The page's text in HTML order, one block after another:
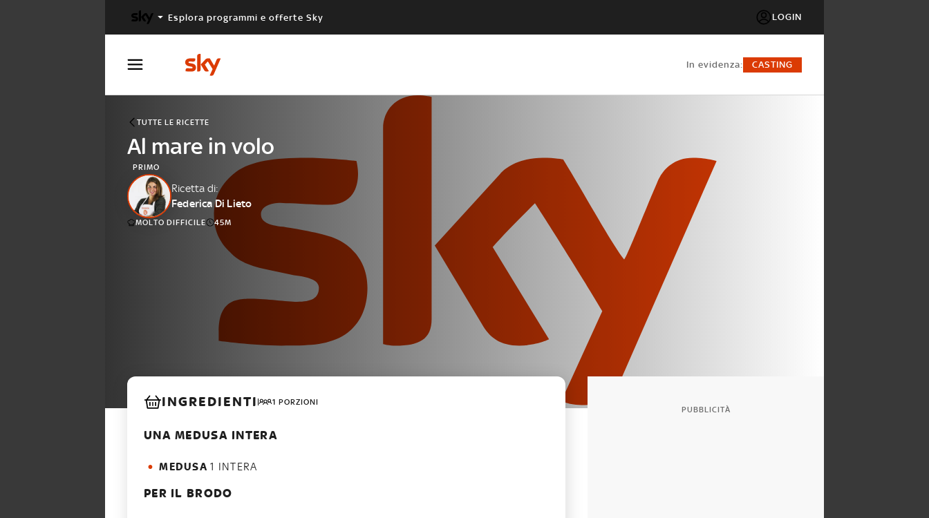
Esplora programmi e offerte Sky LOGIN
in evidenza: CASTING
TUTTE LE RICETTE
Al mare in volo
PRIMO
Ricetta di:
Federica Di Lieto
MOLTO DIFFICILE 45M
INGREDIENTI 1 PORZIONI
UNA MEDUSA INTERA
MEDUSA 1 INTERA
PER IL BRODO
PUBBLICITÀ